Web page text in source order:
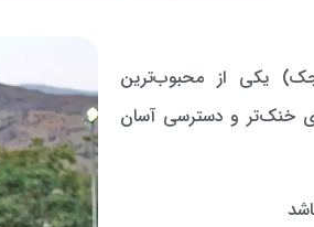
یکی از محبوب‌ترین
خنک‌تر و دسترسی آسان